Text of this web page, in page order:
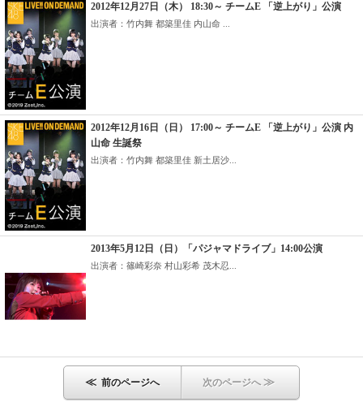
2012年12月27日（木） 18:30～ チームE 「逆上がり」公演
出演者：竹内舞 都築里佳 内山命 ...
2012年12月16日（日） 17:00～ チームE 「逆上がり」公演 内
山命 生誕祭
出演者：竹内舞 都築里佳 新土居沙...
2013年5月12日（日）「パジャマドライブ」14:00公演
出演者：篠崎彩奈 村山彩希 茂木忍...
≪ 前のページへ 次のページへ≫